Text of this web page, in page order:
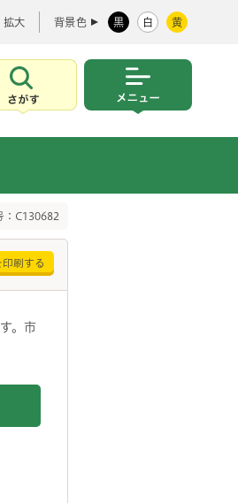
拡大 背景色 黒 白 黄
さがす
：C130682
印刷する
。市